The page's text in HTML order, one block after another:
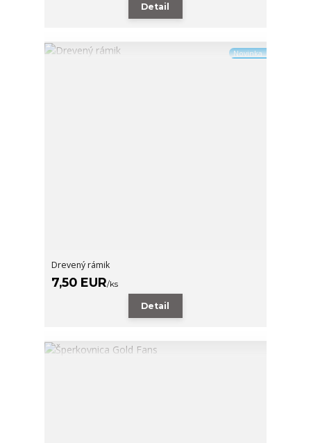
Detail
Novinka
Drevený rámik
7,50 EUR/ks
Detail